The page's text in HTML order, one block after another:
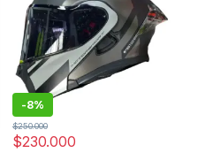
Las opciones se
-8%
$230.000
$250.000
Este producto tiene múltiples